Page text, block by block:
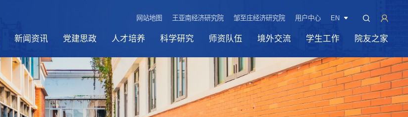
网站地图 王亚南经济研究院 邹至庄经济研究院 用户中心 EN
新闻资讯 党建思政 人才培养 科学研究 师资队伍 境外交流 学生工作 院友之家